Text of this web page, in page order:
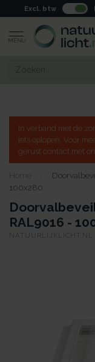
Excl. btw
MENU
In verband met de
iets oplopen. Voor
gerust contact met
Home
100x280
RAL9016 -
NATUURLIJKLICHT.NL